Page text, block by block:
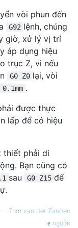
vòi phun đến
G92 lệnh, chúng
giờ, xử lý vị trí
áp dụng hiệu
trục Z, vì nếu
G0 Z0 lại, vòi
0.1mm .
được thực
lấp để có hiệu
thiết phải di
Bạn cũng có
sau G0 Z15 để
— Tom van der Zanden
nguồn